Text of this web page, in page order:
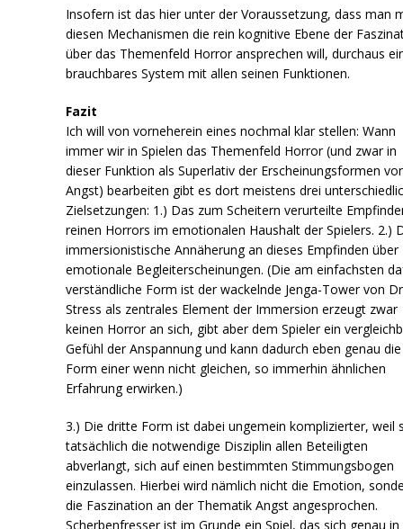
Insofern ist das hier unter der Voraussetzung, dass man
diesen Mechanismen die rein kognitive Ebene der
über das Themenfeld Horror ansprechen will, durchaus
brauchbares System mit allen seinen Funktionen.
Fazit
Ich will von vorneherein eines nochmal klar stellen: Wann
immer wir in Spielen das Themenfeld Horror (und zwar in
dieser Funktion als Superlativ der Erscheinungsformen
Angst) bearbeiten gibt es dort meistens drei
Zielsetzungen: 1.) Das zum Scheitern verurteilte
reinen Horrors im emotionalen Haushalt der Spielers. 2.)
immersionistische Annäherung an dieses Empfinden über
emotionale Begleiterscheinungen. (Die am einfachsten
verständliche Form ist der wackelnde Jenga-Tower von
Stress als zentrales Element der Immersion erzeugt zwar
keinen Horror an sich, gibt aber dem Spieler ein
Gefühl der Anspannung und kann dadurch eben genau die
Form einer wenn nicht gleichen, so immerhin ähnlichen
Erfahrung erwirken.)
3.) Die dritte Form ist dabei ungemein komplizierter, weil
tatsächlich die notwendige Disziplin allen Beteiligten
abverlangt, sich auf einen bestimmten Stimmungsbogen
einzulassen. Hierbei wird nämlich nicht die Emotion,
die Faszination an der Thematik Angst angesprochen.
Scherbenfresser ist im Grunde ein Spiel, das sich genau in